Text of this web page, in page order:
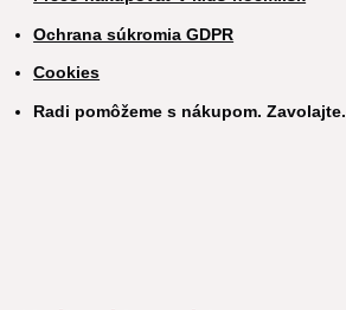
Ochrana súkromia GDPR
Cookies
Radi pomôžeme s nákupom. Zavolajte.